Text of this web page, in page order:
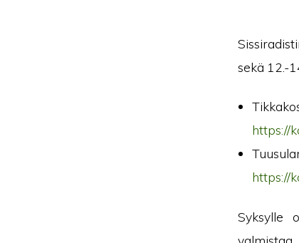
sekä 12.-
https://
https://
Syksylle
valmistaa.